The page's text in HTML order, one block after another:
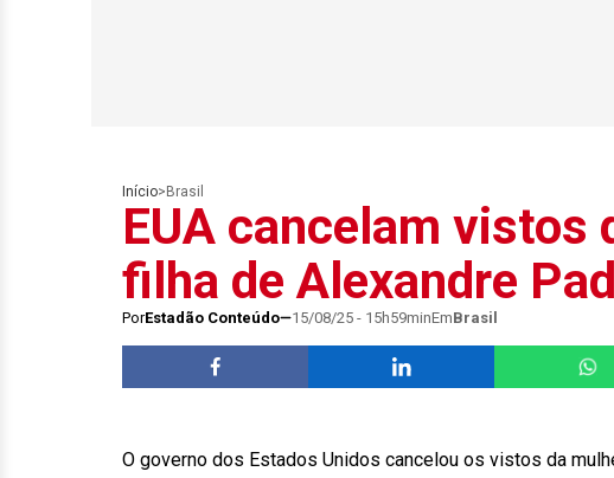
Início> Brasil
EUA cancelam vistos
filha de Alexandre
PorEstadão Conteúdo 15/08/25 - 15h59minEmBrasil
O governo dos Estados Unidos cancelou os vistos da